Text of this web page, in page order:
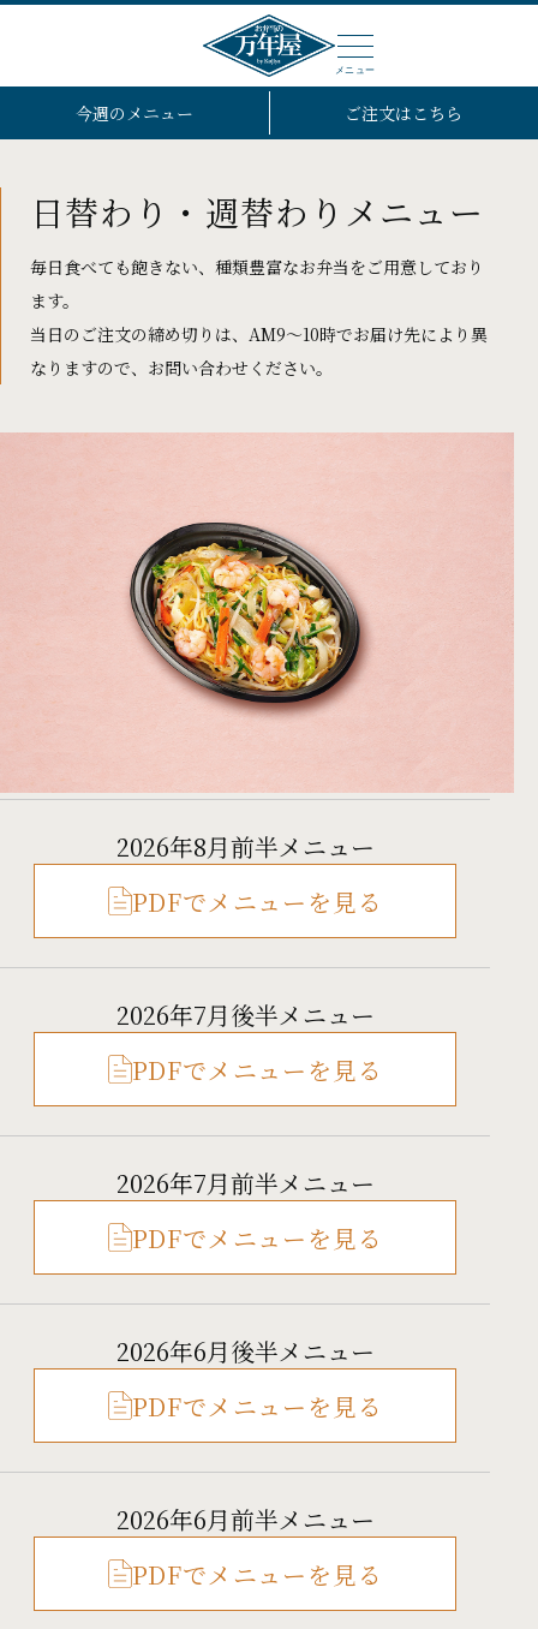
メニュー
今週のメニュー ご注文はこちら
日替わり・週替わりメニュー
毎日食べても飽きない、種類豊富なお弁当をご用意しており
ます。
当日のご注文の締め切りは、AM9～10時でお届け先により異
なりますので、お問い合わせください。
2026年8月前半メニュー
PDFでメニューを見る
2026年7月後半メニュー
PDFでメニューを見る
2026年7月前半メニュー
PDFでメニューを見る
2026年6月後半メニュー
PDFでメニューを見る
2026年6月前半メニュー
PDFでメニューを見る